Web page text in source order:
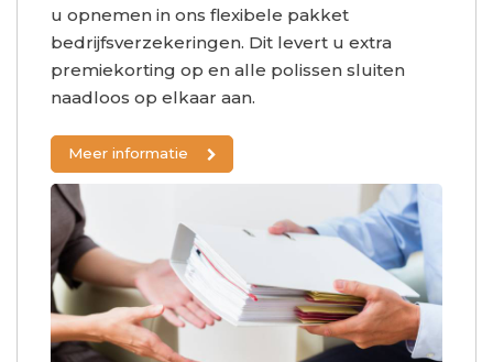
u opnemen in ons flexibele pakket
bedrijfsverzekeringen. Dit levert u extra
premiekorting op en alle polissen sluiten
naadloos op elkaar aan.
Meer informatie